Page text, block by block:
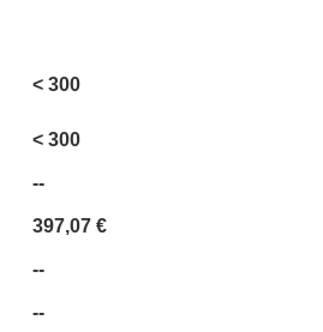
< 300
< 300
--
397,07 €
--
--